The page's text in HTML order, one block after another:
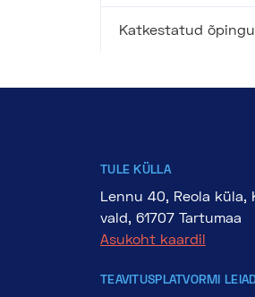
Katkestatud
TULE KÜLLA
Lennu 40, Reola küla,
vald, 61707 Tartumaa
Asukoht kaardil
TEAVITUSPLATVORMI LEIAD